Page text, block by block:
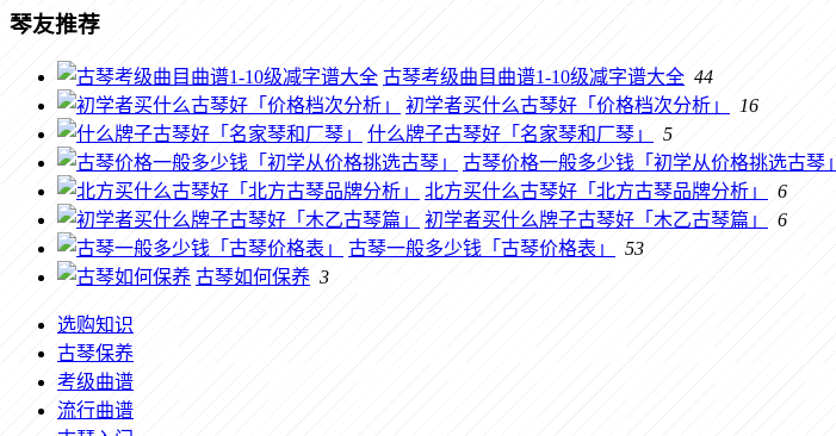
琴友推荐
古琴考级曲目曲谱1-10级减字谱大全 44
初学者买什么古琴好「价格档次分析」
16
什么牌子古琴好「名家琴和厂琴」
5
古琴价格一般多少钱「初学从价格挑选古琴」
北方买什么古琴好「北方古琴品牌分析」
6
初学者买什么牌子古琴好「木乙古琴篇」
6
古琴一般多少钱「古琴价格表」
53
古琴如何保养 3
选购知识
古琴保养
考级曲谱
流行曲谱